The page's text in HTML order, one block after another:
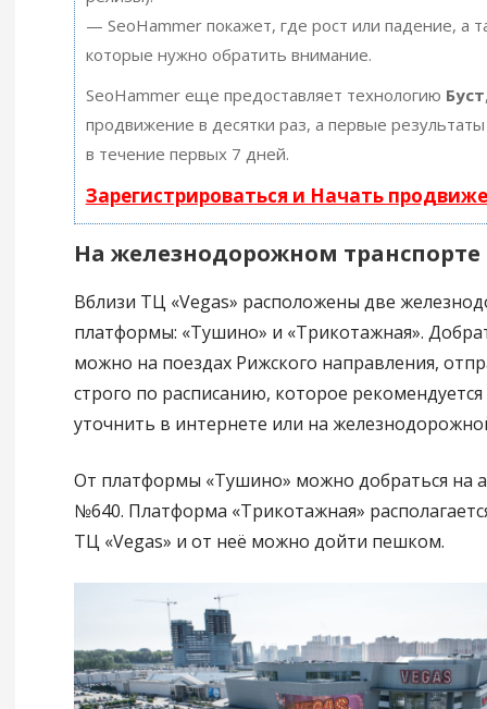
— SeoHammer покажет, где рост или падение, а
которые нужно обратить внимание.
SeoHammer еще предоставляет технологию Буст
продвижение в десятки раз, а первые
в течение первых 7 дней.
Зарегистрироваться и Начать
На железнодорожном транспорте
Вблизи ТЦ «Vegas» расположены две
платформы: «Тушино» и «Трикотажная».
можно на поездах Рижского направления,
строго по расписанию, которое рекомендуется
уточнить в интернете или на
От платформы «Тушино» можно добраться на
№640. Платформа «Трикотажная»
ТЦ «Vegas» и от неё можно дойти пешком.